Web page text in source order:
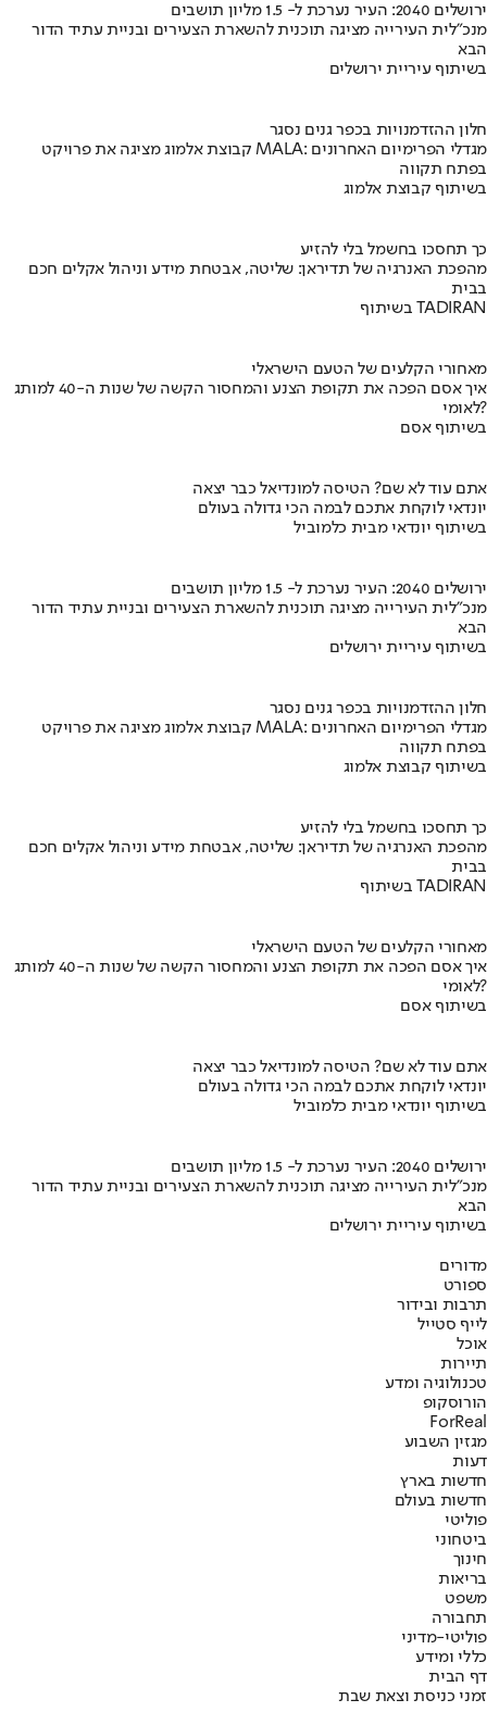
ירושלים 2040: העיר נערכת ל- 1.5 מליון תושבים
מנכ"לית העירייה מציגה תוכנית להשארת הצעירים ובניית עתיד הדור
הבא
בשיתוף עיריית ירושלים
חלון ההזדמנויות בכפר גנים נסגר
קבוצת אלמוג מציגה את פרויקט MALA: מגדלי הפרימיום האחרונים
בפתח תקווה
בשיתוף קבוצת אלמוג
כך תחסכו בחשמל בלי להזיע
מהפכת האנרגיה של תדיראן: שליטה, אבטחת מידע וניהול אקלים חכם
בבית
בשיתוף TADIRAN
מאחורי הקלעים של הטעם הישראלי
איך אסם הפכה את תקופת הצנע והמחסור הקשה של שנות ה-40 למותג
לאומי?
בשיתוף אסם
אתם עוד לא שם? הטיסה למונדיאל כבר יצאה
יונדאי לוקחת אתכם לבמה הכי גדולה בעולם
בשיתוף יונדאי מבית כלמוביל
ירושלים 2040: העיר נערכת ל- 1.5 מליון תושבים
מנכ"לית העירייה מציגה תוכנית להשארת הצעירים ובניית עתיד הדור
הבא
בשיתוף עיריית ירושלים
חלון ההזדמנויות בכפר גנים נסגר
קבוצת אלמוג מציגה את פרויקט MALA: מגדלי הפרימיום האחרונים
בפתח תקווה
בשיתוף קבוצת אלמוג
כך תחסכו בחשמל בלי להזיע
מהפכת האנרגיה של תדיראן: שליטה, אבטחת מידע וניהול אקלים חכם
בבית
בשיתוף TADIRAN
מאחורי הקלעים של הטעם הישראלי
איך אסם הפכה את תקופת הצנע והמחסור הקשה של שנות ה-40 למותג
לאומי?
בשיתוף אסם
אתם עוד לא שם? הטיסה למונדיאל כבר יצאה
יונדאי לוקחת אתכם לבמה הכי גדולה בעולם
בשיתוף יונדאי מבית כלמוביל
ירושלים 2040: העיר נערכת ל- 1.5 מליון תושבים
מנכ"לית העירייה מציגה תוכנית להשארת הצעירים ובניית עתיד הדור
הבא
בשיתוף עיריית ירושלים
מדורים
ספורט
תרבות ובידור
לייף סטייל
אוכל
תיירות
טכנולוגיה ומדע
הורוסקופ
ForReal
מגזין השבוע
דעות
חדשות בארץ
חדשות בעולם
פוליטי
ביטחוני
חינוך
בריאות
משפט
תחבורה
פוליטי-מדיני
כללי ומידע
דף הבית
זמני כניסת וצאת שבת